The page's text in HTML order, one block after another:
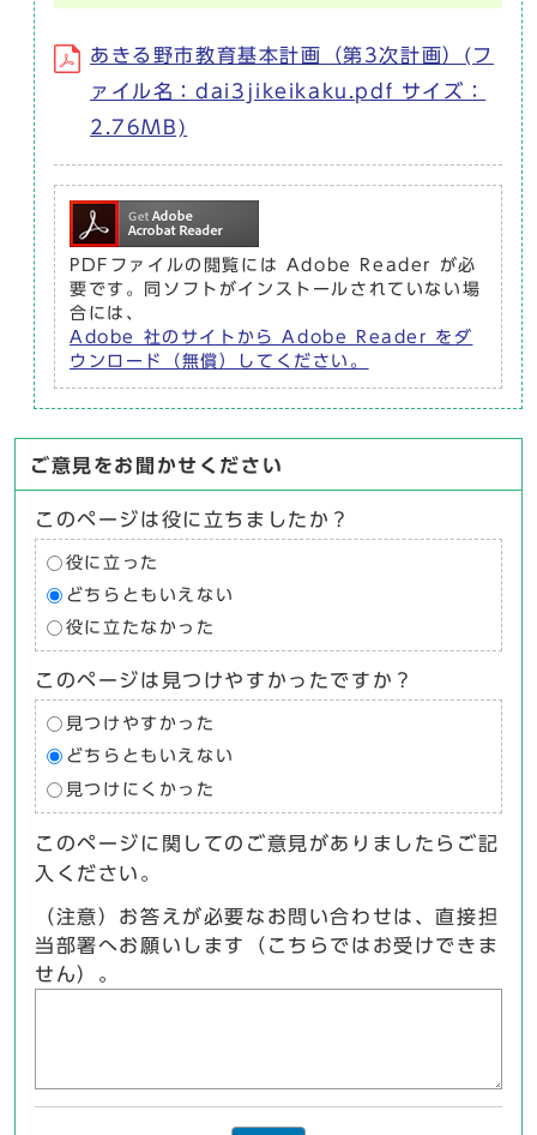
あきる野市教育基本計画（第3次計画）(フ
ァイル名：dai3jikeikaku.pdf サイズ：
2.76MB)
PDFファイルの閲覧には Adobe Reader が必
要です。同ソフトがインストールされていない場
合には、
Adobe 社のサイトから Adobe Reader をダ
ウンロード（無償）してください。
ご意見をお聞かせください
このページは役に立ちましたか？
役に立った
どちらともいえない
役に立たなかった
このページは見つけやすかったですか？
見つけやすかった
どちらともいえない
見つけにくかった
このページに関してのご意見がありましたらご記
入ください。
（注意）お答えが必要なお問い合わせは、直接担
当部署へお願いします（こちらではお受けできま
せん）。